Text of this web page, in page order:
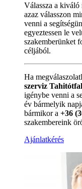
Válassza a kiváló
azaz válasszon
venni a
egyeztessen le
szakemberünket
céljából.
Ha
szerviz
igénybe venni a
év bármelyik
bármikor a +36
szakembereink
Ajánlatkérés